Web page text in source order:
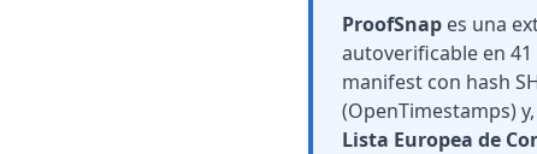
ProofSnap es una
autoverificable en
manifest con hash
(OpenTimestamps)
Lista Europea de